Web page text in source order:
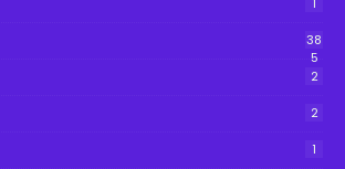
38
5
2
2
1